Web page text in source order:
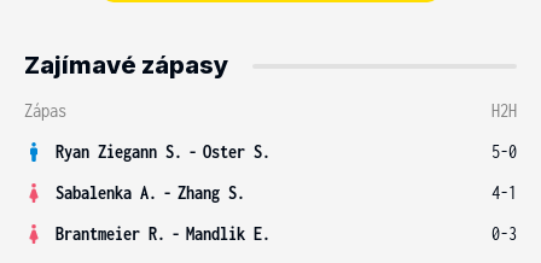
Zajímavé zápasy
Zápas
H2H
Ryan Ziegann S. - Oster S.
5-0
Sabalenka A. - Zhang S.
4-1
Brantmeier R. - Mandlik E.
0-3